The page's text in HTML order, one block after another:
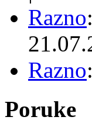
Razno:
Razno:
Poruke